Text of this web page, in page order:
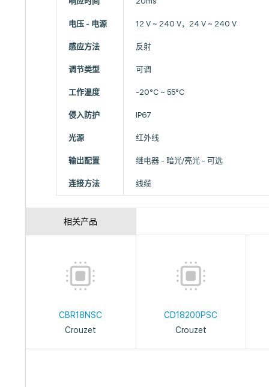
电压 - 电源 12 V ~ 240 V，24 V ~ 240 V
感应方法 反射
调节类型 可调
工作温度 -20°C ~ 55°C
侵入防护 IP67
光源 红外线
输出配置 继电器 - 暗光/亮光 - 可选
连接方法 线缆
相关产品
CBR18NSC
Crouzet
CD18200PSC
Crouzet